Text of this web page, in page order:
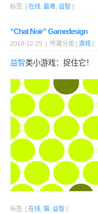
标签: [ 在线, 最难, 益智 ]
“Chat Noir” Gamedesign
2010-12-25 | 所属分类 [ 游戏 ]
益智类小游戏：捉住它！
标签: [ 在线, 猫, 益智 ]